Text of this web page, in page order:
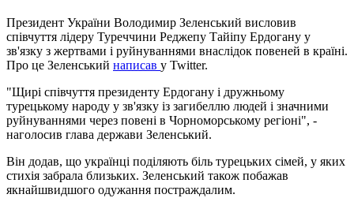
Президент України Володимир Зеленський висловив
співчуття лідеру Туреччини Реджепу Тайіпу Ердогану у
зв'язку з жертвами і руйнуваннями внаслідок повеней в країні.
Про це Зеленський написав у Twitter.
"Щирі співчуття президенту Ердогану і дружньому
турецькому народу у зв'язку із загибеллю людей і значними
руйнуваннями через повені в Чорноморському регіоні", -
наголосив глава держави Зеленський.
Він додав, що українці поділяють біль турецьких сімей, у яких
стихія забрала близьких. Зеленський також побажав
якнайшвидшого одужання постраждалим.